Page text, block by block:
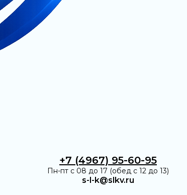
+7 (4967) 95-60-95
Пн-пт с 08 до 17 (обед с 12 до 13)
s-l-k@slkv.ru